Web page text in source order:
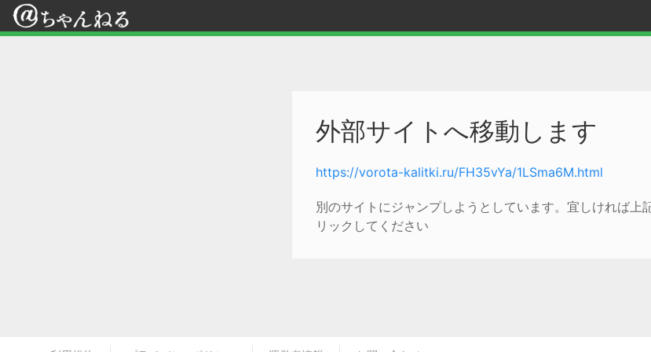
外部サイトへ移動します
https://vorota-kalitki.ru/FH35vYa/1LSma6M.html
別のサイトにジャンプしようとしています。宜しければ上
リックしてください